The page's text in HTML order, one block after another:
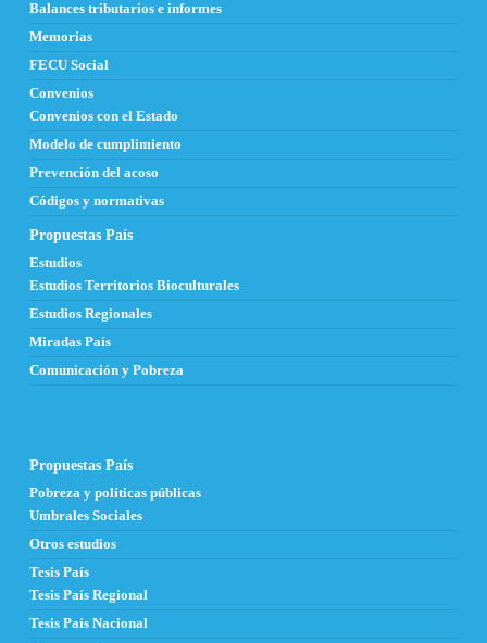
Balances tributarios e informes
Memorias
FECU Social
Convenios
Convenios con el Estado
Modelo de cumplimiento
Prevención del acoso
Códigos y normativas
Propuestas País
Estudios
Estudios Territorios Bioculturales
Estudios Regionales
Miradas País
Comunicación y Pobreza
Propuestas País
Pobreza y políticas públicas
Umbrales Sociales
Otros estudios
Tesis País
Tesis País Regional
Tesis País Nacional